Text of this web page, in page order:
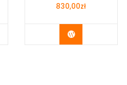
830,00zł
Buy Now